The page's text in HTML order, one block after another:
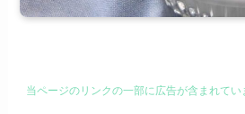
当ページのリンクの一部に広告が含まれてい